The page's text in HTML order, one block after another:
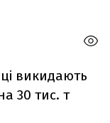
викидають
30 тис. т